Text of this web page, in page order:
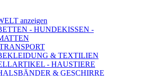
anzeigen
- HUNDEKISSEN -
& TEXTILIEN
- HAUSTIERE
& GESCHIRRE